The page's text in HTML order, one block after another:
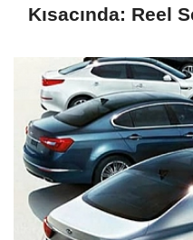
Kısacında: Reel